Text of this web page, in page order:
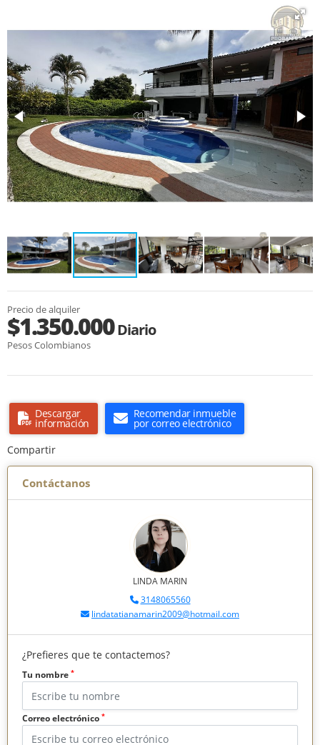
Precio de alquiler
$1.350.000Diario
Pesos Colombianos
Descargar
información
Recomendar inmueble
por correo electrónico
Compartir
Contáctanos
LINDA MARIN
3148065560
lindatatianamarin2009@hotmail.com
¿Prefieres que te contactemos?
Tu nombre *
Correo electrónico *